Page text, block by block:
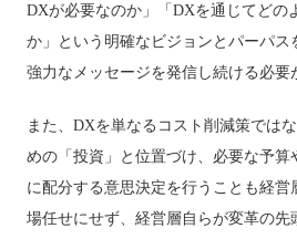
DXが必要なのか」「DXを通じてどの
か」という明確なビジョンとパーパス
強力なメッセージを発信し続ける必要
また、DXを単なるコスト削減策では
めの「投資」と位置づけ、必要な予算
に配分する意思決定を行うことも経営
場任せにせず、経営層自らが変革の先